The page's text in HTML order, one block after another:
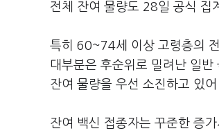
전체 잔여 물량도 28일 공식 집
특히 60~74세 이상 고령층의
대부분은 후순위로 밀려난 일
잔여 물량을 우선 소진하고 있
잔여 백신 접종자는 꾸준한 증